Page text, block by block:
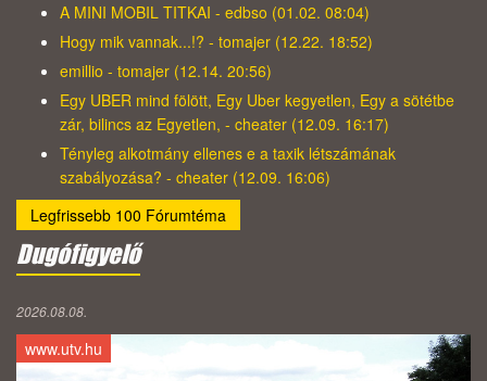
A MINI MOBIL TITKAI - edbso (01.02. 08:04)
Hogy mik vannak...!? - tomajer (12.22. 18:52)
emillio - tomajer (12.14. 20:56)
Egy UBER mind fölött, Egy Uber kegyetlen, Egy a sötétbe
zár, bilincs az Egyetlen, - cheater (12.09. 16:17)
Tényleg alkotmány ellenes e a taxik létszámának
szabályozása? - cheater (12.09. 16:06)
Legfrissebb 100 Fórumtéma
Dugófigyelő
2026.08.08.
www.utv.hu